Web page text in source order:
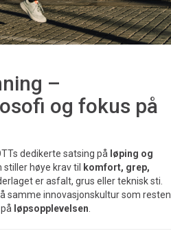
–
og fokus på
dedikerte satsing på løping og
høye krav til
komfort, grep,
er asfalt, grus eller teknisk sti.
samme innovasjonskultur som resten
løpsopplevelsen